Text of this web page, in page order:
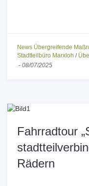
News Übergreifende
Stadtteilbüro Marxloh /
- 08/07/2025
Fahrradtour
Rädern